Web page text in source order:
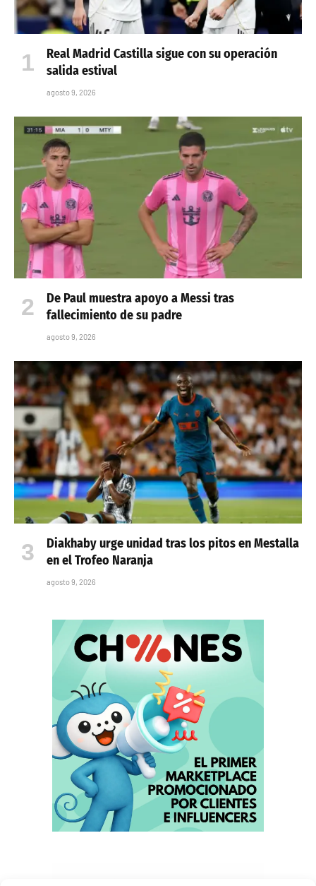
Real Madrid Castilla sigue con su operación
salida estival
agosto 9, 2026
De Paul muestra apoyo a Messi tras
fallecimiento de su padre
agosto 9, 2026
Diakhaby urge unidad tras los pitos en Mestalla
en el Trofeo Naranja
agosto 9, 2026